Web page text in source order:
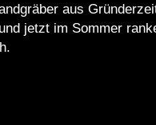
aus
jetzt im Sommer